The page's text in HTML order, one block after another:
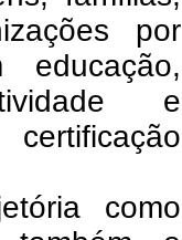
por
e
como